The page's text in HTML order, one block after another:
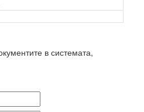
в системата,